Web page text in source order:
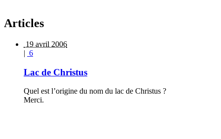
Articles
19 avril 2006
| 6
Lac de Christus
Quel est l’origine du nom du lac de Christus ?
Merci.